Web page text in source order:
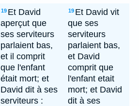
19 Et David
aperçut que
ses serviteurs
parlaient bas,
et il comprit
que l'enfant
était mort; et
David dit à ses
serviteurs :
19 Et David vit
que ses
serviteurs
parlaient bas,
et David
comprit que
l'enfant etait
mort; et David
dit à ses